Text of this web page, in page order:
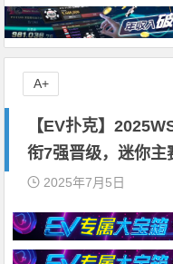
【EV扑克】
衔7强晋级，迷你
2025年7月5日
A+